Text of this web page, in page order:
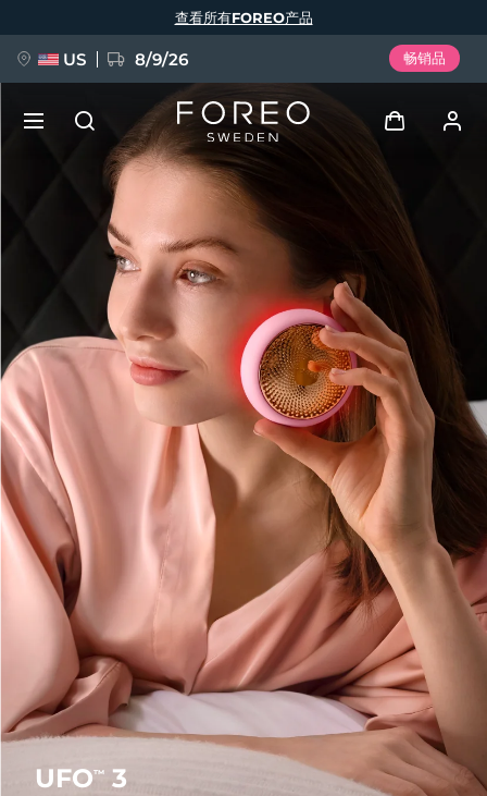
UFO™ 3
查看所有FOREO产品
US 8/9/26 畅销品
用户信息
我的设备
我的订单
我的地址
我的订阅
FAQ™ Pure Beauty-Tech Elixir
BREAKING NEWS
issa™ Teeth Whitening Set
FAQ™ Dual LED Panel
热门产品
特别优惠
Deutsch
Español
Français
Italiano
Português
Polski
Svenska
Русский
Türkçe
简体中文 繁體中文
发货国家
美国 预计送达日期 8/9/26
英国 预计送达日期 8/8/26
西班牙 预计送达日期8/8/26
澳大利亚 预计送达日期8/11/26
预计送达日期8/8/26